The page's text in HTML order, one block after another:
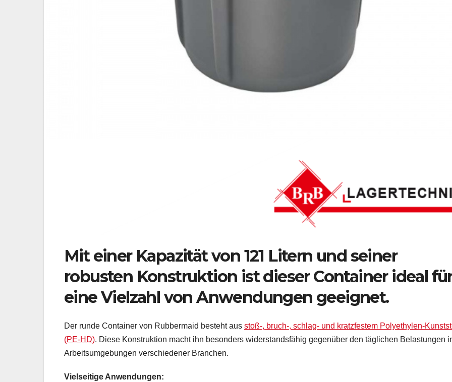
Mit einer Kapazität von 121 Litern und seiner
robusten Konstruktion ist dieser Container ideal
eine Vielzahl von Anwendungen geeignet.
Der runde Container von Rubbermaid besteht aus stoß-, bruch-, schlag- und kratzfestem Polyethylen-
(PE-HD). Diese Konstruktion macht ihn besonders widerstandsfähig gegenüber den täglichen Belastungen
Arbeitsumgebungen verschiedener Branchen.
Vielseitige Anwendungen: